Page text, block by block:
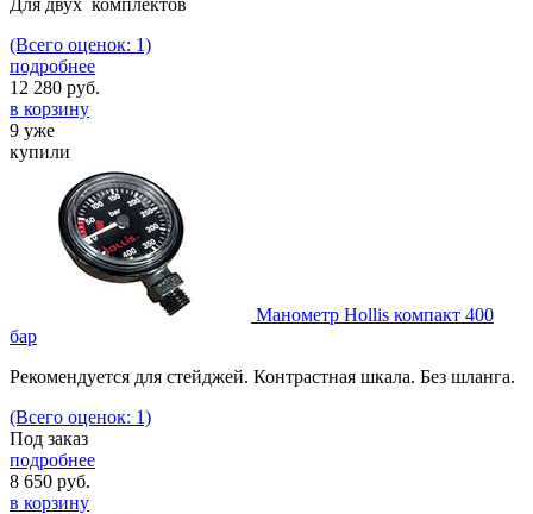
(Всего оценок: 1)
подробнее
12 280 руб.
в корзину
9 уже
купили
Манометр Hollis компакт 400
бар
Рекомендуется для стейджей. Контрастная шкала. Без шланга.
(Всего оценок: 1)
Под заказ
подробнее
8 650 руб.
в корзину